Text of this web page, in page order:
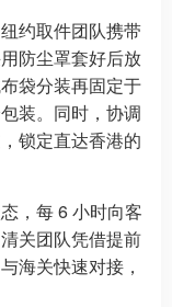
约取件团队携带
防尘罩套好后放
袋分装再固定于
装。同时，协调
锁定直达香港的
，每 6 小时向客
关团队凭借提前
海关快速对接，